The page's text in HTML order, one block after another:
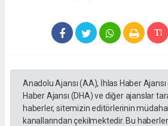
Anadolu Ajansı (AA), İhlas Haber
Haber Ajansı (DHA) ve diğer ajanslar
haberler, sitemizin editörlerinin
kanallarından çekilmektedir. Bu